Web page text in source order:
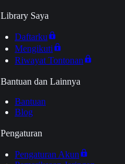
Library Saya
Daftarku
Mengikuti
Riwayat Tontonan
Bantuan dan Lainnya
Bantuan
Blog
Pengaturan
Pengaturan Akun